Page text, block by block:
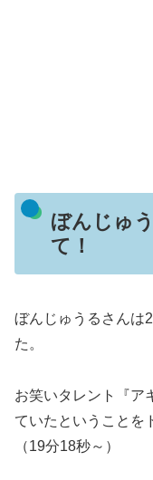
ぼんじゅ
て！
ぼんじゅうるさんは
た。
お笑いタレント『ア
ていたということを
（19分18秒～）